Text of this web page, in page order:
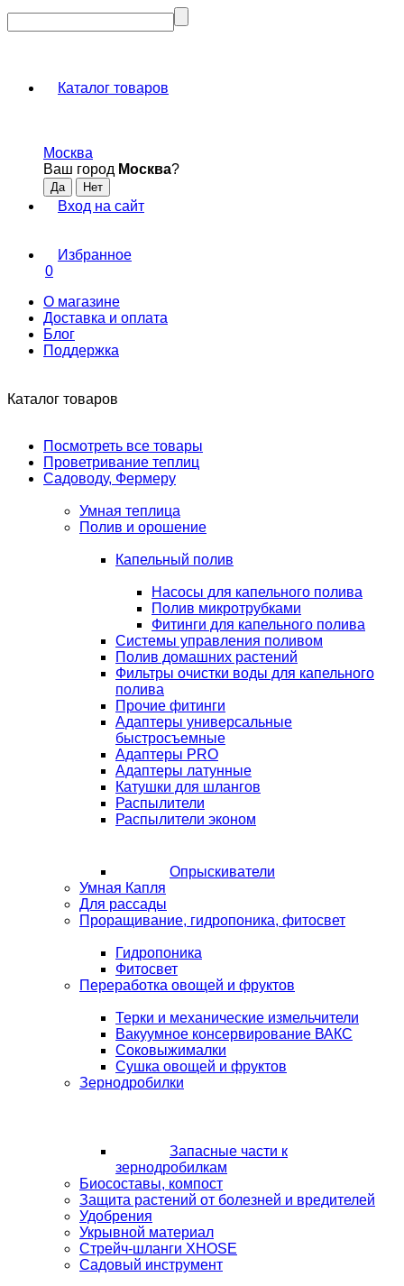
Каталог товаров
Москва
Ваш город Москва?
Вход на сайт
Избранное
0
О магазине
Доставка и оплата
Блог
Поддержка
Каталог товаров
Посмотреть все товары
Проветривание теплиц
Садоводу, Фермеру
Умная теплица
Полив и орошение
Капельный полив
Насосы для капельного полива
Полив микротрубками
Фитинги для капельного полива
Системы управления поливом
Полив домашних растений
Фильтры очистки воды для капельного
полива
Прочие фитинги
Адаптеры универсальные
быстросъемные
Адаптеры PRO
Адаптеры латунные
Катушки для шлангов
Распылители
Распылители эконом
Опрыскиватели
Умная Капля
Для рассады
Проращивание, гидропоника, фитосвет
Гидропоника
Фитосвет
Переработка овощей и фруктов
Терки и механические измельчители
Вакуумное консервирование ВАКС
Соковыжималки
Сушка овощей и фруктов
Зернодробилки
Запасные части к
зернодробилкам
Биосоставы, компост
Защита растений от болезней и вредителей
Удобрения
Укрывной материал
Стрейч-шланги XHOSE
Садовый инструмент